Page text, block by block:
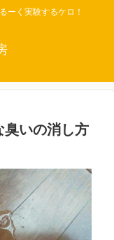
ーく実験するケロ！
臭いの消し方